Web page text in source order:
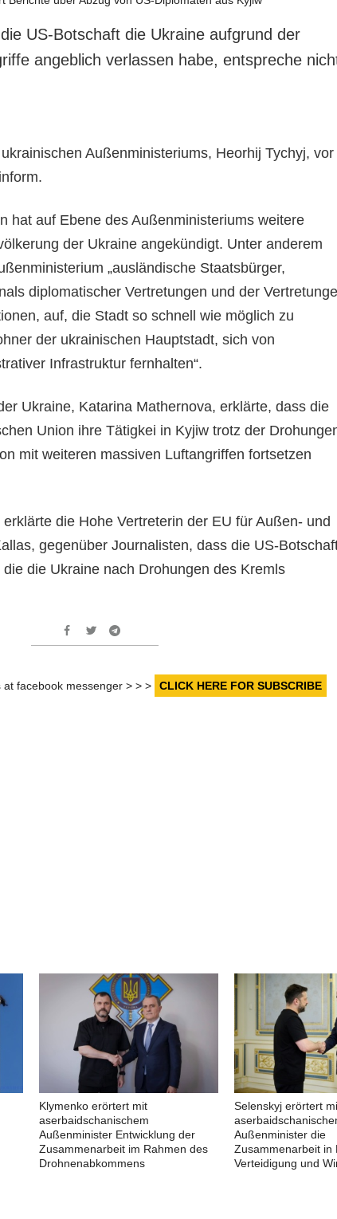
US-Botschaft die Ukraine aufgrund der
angeblich verlassen habe, entspreche
Außenministeriums, Heorhij Tychyj, vor
hat auf Ebene des Außenministeriums weitere
der Ukraine angekündigt. Unter anderem
„ausländische Staatsbürger,
diplomatischer Vertretungen und der
auf, die Stadt so schnell wie möglich zu
der ukrainischen Hauptstadt, sich von
Infrastruktur fernhalten“.
Ukraine, Katarina Mathernova, erklärte, dass die
Union ihre Tätigkei in Kyjiw trotz der
mit weiteren massiven Luftangriffen fortsetzen
die Hohe Vertreterin der EU für Außen- und
gegenüber Journalisten, dass die US-
die Ukraine nach Drohungen des Kremls
at facebook messenger > > > CLICK HERE FOR SUBSCRIBE
Klymenko erörtert mit
aserbaidschanischem
Außenminister Entwicklung der
Zusammenarbeit im Rahmen des
Drohnenabkommens
Selenskyj erörtert
Außenminister die
Zusammenarbeit in
Verteidigung und